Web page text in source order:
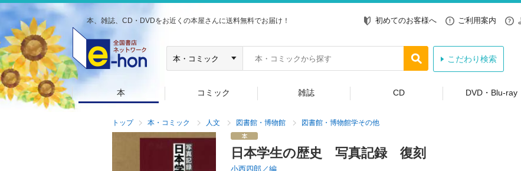
本、雑誌、CD・DVDをお近くの本屋さんに送料無料でお届け！ 初めてのお客様へ ご利用案内
こだわり検索
本 コミック 雑誌 CD DVD・Blu-ray
トップ 本・コミック 人文 図書館・博物館 図書館・博物館学その他
日本学生の歴史 写真記録 復刻
小西四郎／編